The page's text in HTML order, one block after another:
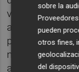
vergüenza, lo
acciones de
preocuparse
negativas para
a los
sobre la
pueden
otros fines,
del